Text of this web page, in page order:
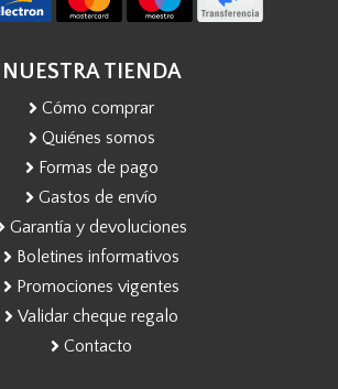
NUESTRA TIENDA
Cómo comprar
Quiénes somos
Formas de pago
Gastos de envío
Garantía y devoluciones
Boletines informativos
Promociones vigentes
Validar cheque regalo
Contacto